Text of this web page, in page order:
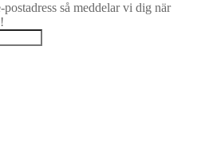
så meddelar vi dig när